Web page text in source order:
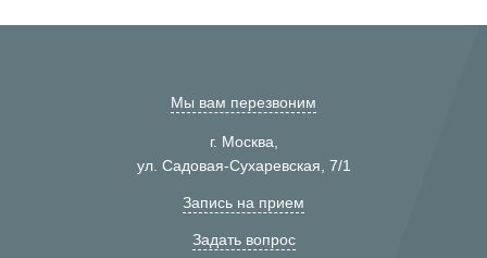
Мы вам перезвоним
г. Москва,
ул. Садовая-Сухаревская, 7/1
Запись на прием
Задать вопрос